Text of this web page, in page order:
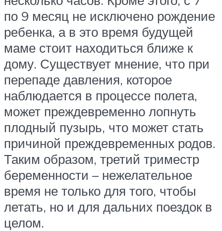
по 9 месяц не исключено рождение
ребенка, а в это время будущей
маме стоит находиться ближе к
дому. Существует мнение, что при
перепаде давления, которое
наблюдается в процессе полета,
может преждевременно лопнуть
плодный пузырь, что может стать
причиной преждевременных родов.
Таким образом, третий триместр
беременности – нежелательное
время не только для того, чтобы
летать, но и для дальних поездок в
целом.